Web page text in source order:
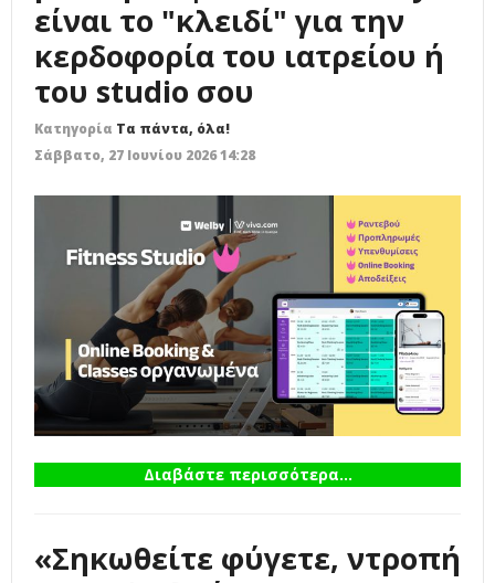
είναι το "κλειδί" για την
κερδοφορία του ιατρείου ή
του studio σου
Κατηγορία Τα πάντα, όλα!
Σάββατο, 27 Ιουνίου 2026 14:28
Διαβάστε περισσότερα...
«Σηκωθείτε φύγετε, ντροπή